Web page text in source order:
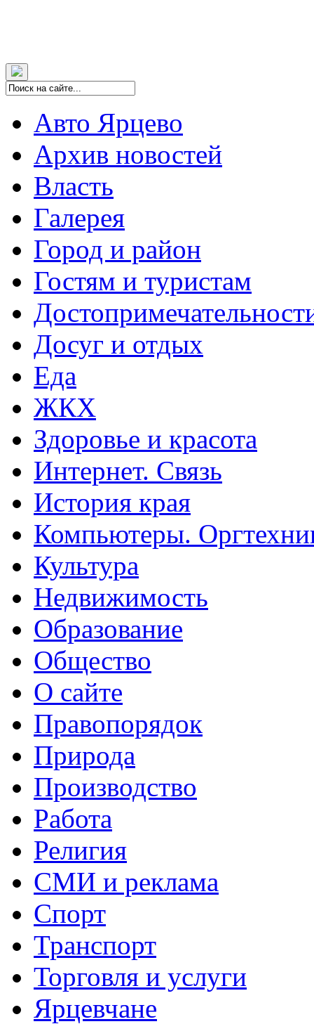
Авто Ярцево
Архив новостей
Власть
Галерея
Город и район
Гостям и туристам
Досуг и отдых
Еда
ЖКХ
Здоровье и красота
Интернет. Связь
История края
Компьютеры.
Культура
Недвижимость
Образование
Общество
О сайте
Правопорядок
Природа
Производство
Работа
Религия
СМИ и реклама
Спорт
Транспорт
Торговля и услуги
Ярцевчане